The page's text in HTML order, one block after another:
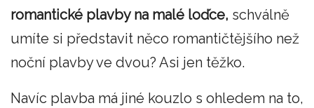
romantické plavby na malé loďce, schválně
umíte si představit něco romantičtějšího než
noční plavby ve dvou? Asi jen těžko.
Navíc plavba má jiné kouzlo s ohledem na to,